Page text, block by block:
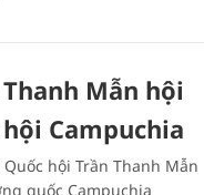
Mẫn hội
Campuchia
hội Trần Thanh Mẫn
quốc Campuchia